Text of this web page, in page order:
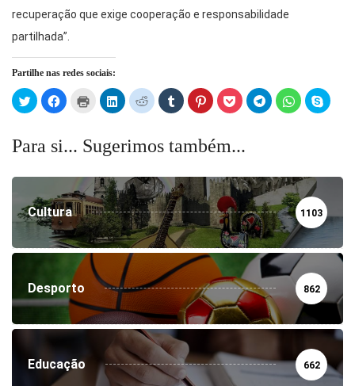
recuperação que exige cooperação e responsabilidade
partilhada”.
Partilhe nas redes sociais:
Click
to
share
(Opens
in
window)
Click
to
(Opens
in
window)
Click
print
new
window)
Click
to
share
(Opens
in
window)
Click
to
share
(Opens
in
window)
Click
to
share
Tumblr
(Opens
in
window)
Click
to
share
Pinterest
(Opens
in
window)
Click
to
share
in
window)
Click
to
share
window)
Click
to
share
window)
Click
to
Para si... Sugerimos também...
Cultura 1103
Desporto 862
Educação 662